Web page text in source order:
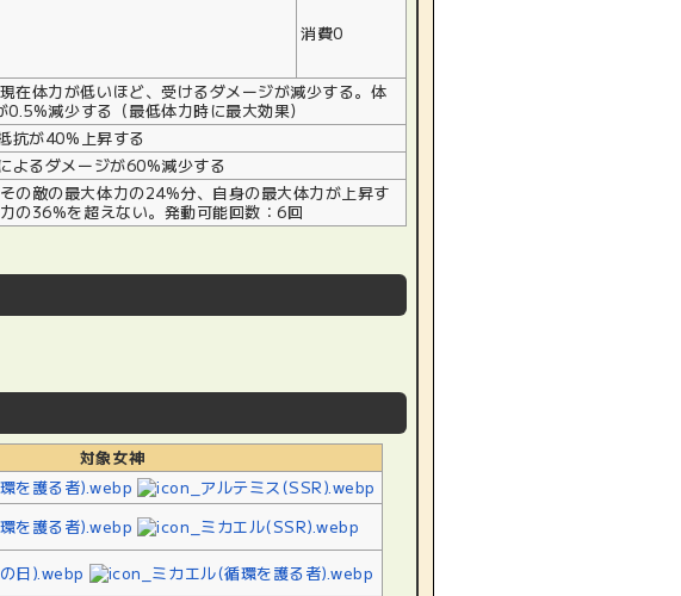
消費0
在体力が低いほど、受けるダメージが減少する。体
減少する（最低体力時に最大効果）
抗が40%上昇する
よるダメージが60%減少する
の敵の最大体力の24%分、自身の最大体力が上昇す
の36%を超えない。発動可能回数：6回
対象女神